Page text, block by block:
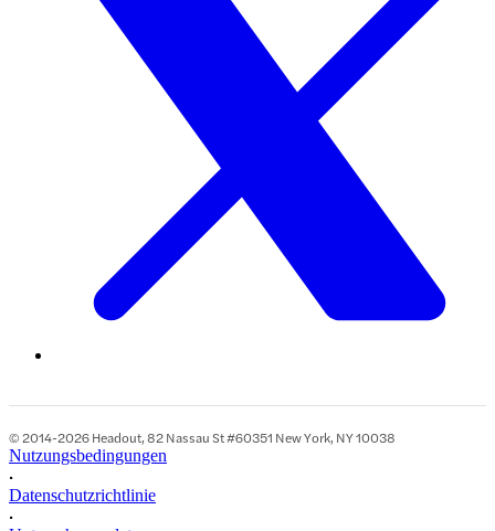
© 2014-2026 Headout, 82 Nassau St #60351 New York, NY 10038
Nutzungsbedingungen
•
Datenschutzrichtlinie
•